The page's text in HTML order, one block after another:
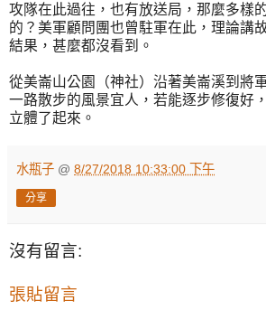
攻隊在此過往，也有放送局，那麼多樣
的？美軍顧問團也曾駐軍在此，理論講
結果，甚麼都沒看到。
從美崙山公園（神社）沿著美崙溪到將
一路散步的風景宜人，若能逐步修復好
立體了起來。
水瓶子 @ 8/27/2018 10:33:00 下午
分享
沒有留言:
張貼留言